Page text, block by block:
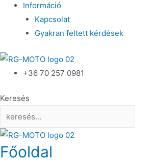
Információ
Kapcsolat
Gyakran feltett kérdések
+36 70 257 0981
Keresés
Főoldal